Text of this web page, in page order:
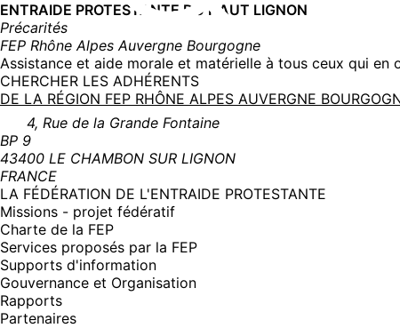
ENTRAIDE PROTESTANTE DU HAUT LIGNON
Précarités
FEP Rhône Alpes Auvergne Bourgogne
Assistance et aide morale et matérielle à tous ceux qui en
CHERCHER LES ADHÉRENTS
DE LA RÉGION FEP RHÔNE ALPES AUVERGNE
4, Rue de la Grande Fontaine
BP 9
43400 LE CHAMBON SUR LIGNON
FRANCE
LA FÉDÉRATION DE L'ENTRAIDE PROTESTANTE
Missions - projet fédératif
Charte de la FEP
Services proposés par la FEP
Supports d'information
Gouvernance et Organisation
Rapports
Partenaires